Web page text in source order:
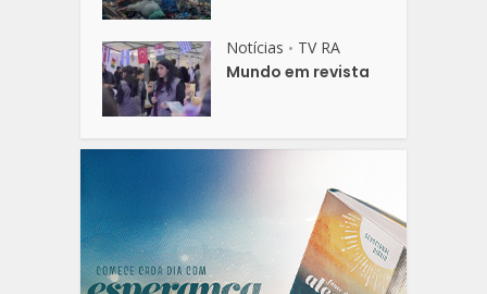
Notícias • TV RA
Mundo em revista